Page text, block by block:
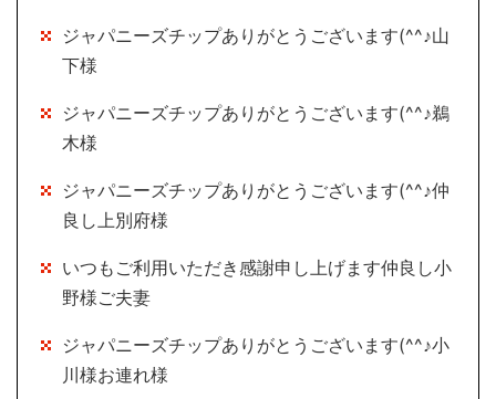
ジャパニーズチップありがとうございます(^^♪山
下様
ジャパニーズチップありがとうございます(^^♪鵜
木様
ジャパニーズチップありがとうございます(^^♪仲
良し上別府様
いつもご利用いただき感謝申し上げます仲良し小
野様ご夫妻
ジャパニーズチップありがとうございます(^^♪小
川様お連れ様